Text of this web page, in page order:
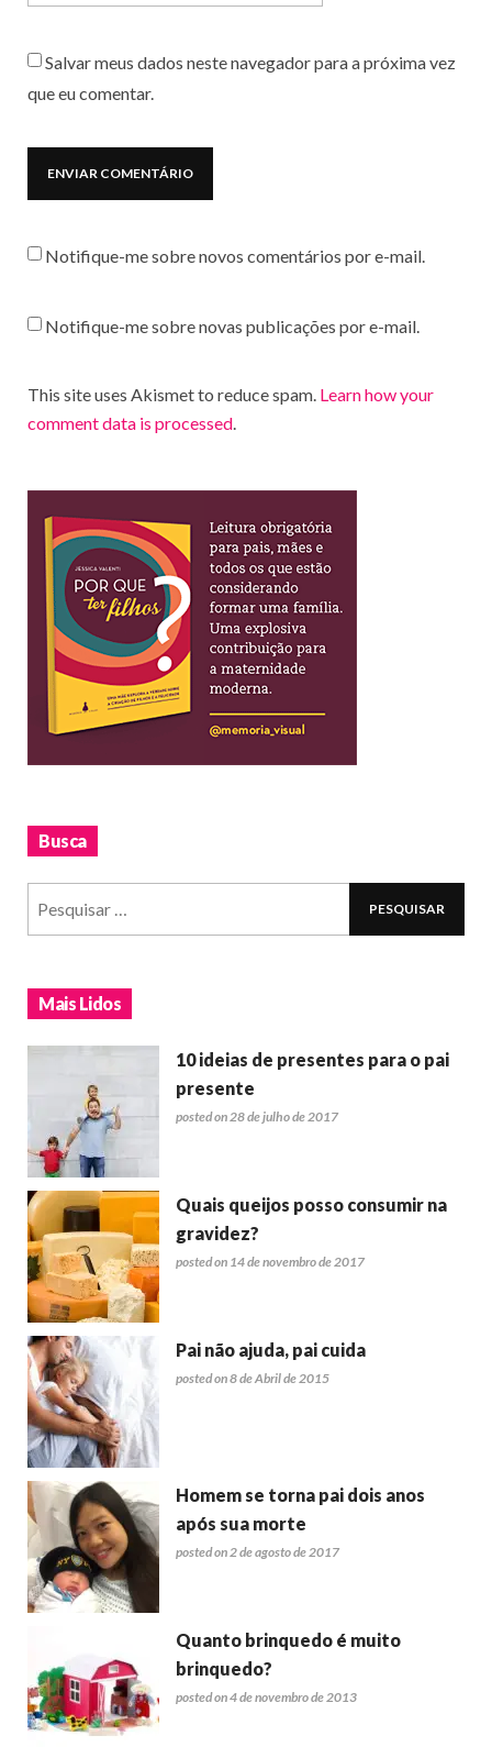
Salvar meus dados neste navegador para a próxima vez
que eu comentar.
Notifique-me sobre novos comentários por e-mail.
Notifique-me sobre novas publicações por e-mail.
This site uses Akismet to reduce spam. Learn how your
comment data is processed
Busca
Mais Lidos
10 ideias de presentes para o pai
presente
posted on 28 de julho de 2017
Quais queijos posso consumir na
gravidez?
posted on 14 de novembro de 2017
Pai não ajuda, pai cuida
posted on 8 de Abril de 2015
Homem se torna pai dois anos
após sua morte
posted on 2 de agosto de 2017
Quanto brinquedo é muito
brinquedo?
posted on 4 de novembro de 2013